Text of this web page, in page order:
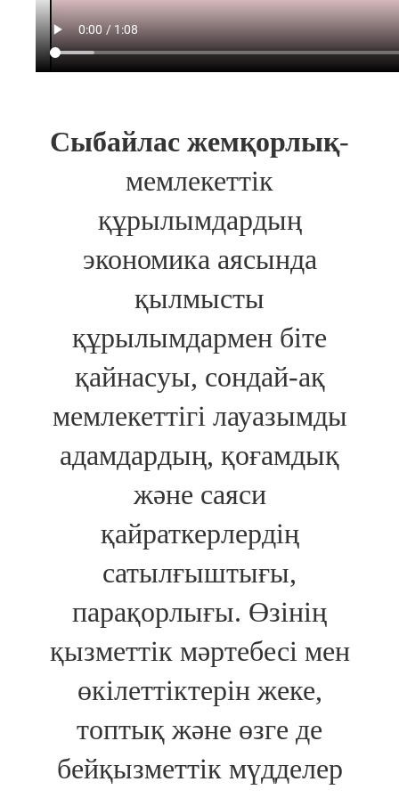
Сыбайлас жемқорлық-
мемлекеттік
құрылымдардың
экономика аясында
қылмысты
құрылымдармен біте
қайнасуы, сондай-ақ
мемлекеттігі лауазымды
адамдардың, қоғамдық
және саяси
қайраткерлердің
сатылғыштығы,
парақорлығы. Өзінің
қызметтік мәртебесі мен
өкілеттіктерін жеке,
топтық және өзге де
бейқызметтік мүдделер